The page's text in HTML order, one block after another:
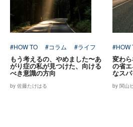
#HOW TO #コラム #ライフ
もう考えるの、やめました〜あ
がり症の私が見つけた、向ける
べき意識の方向
by 佐藤たけはる
#HOW
変わ
の省
なス
by 関山